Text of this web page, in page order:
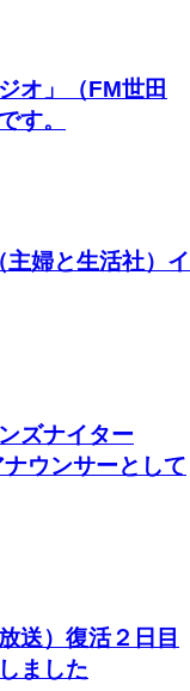
オ」（FM世田
す。
婦と生活社）イ
ズナイター
ウンサーとして
送）復活２日目
ました